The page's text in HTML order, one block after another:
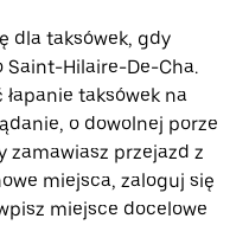
dla taksówek, gdy
Saint-Hilaire-De-Cha.
taksówek na
o dowolnej porze
zamawiasz przejazd z
miejsca, zaloguj się
miejsce docelowe